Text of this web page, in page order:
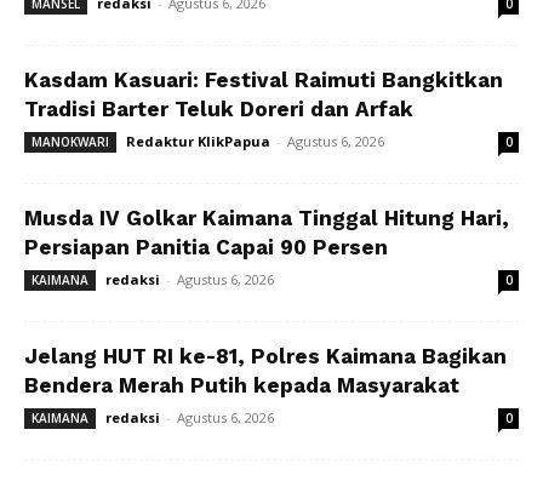
MANSEL 0
Kasdam Kasuari: Festival Raimuti Bangkitkan
Tradisi Barter Teluk Doreri dan Arfak
MANOKWARI Redaktur KlikPapua - Agustus 6, 2026 0
Musda IV Golkar Kaimana Tinggal Hitung Hari,
Persiapan Panitia Capai 90 Persen
KAIMANA redaksi - Agustus 6, 2026 0
Jelang HUT RI ke-81, Polres Kaimana Bagikan
Bendera Merah Putih kepada Masyarakat
KAIMANA redaksi - Agustus 6, 2026 0